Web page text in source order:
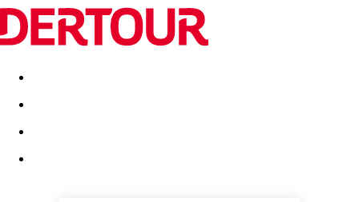
Destinatii Vacanta perfecta OFERTE DE NERATAT